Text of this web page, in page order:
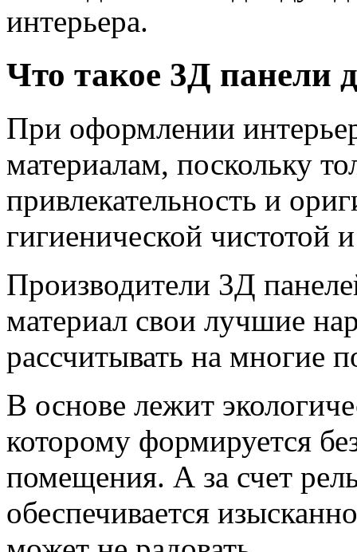
интерьера.
Что такое 3Д панели
При оформлении
материалам, поскольку
привлекательность и
гигиенической чистотой
Производители 3Д
материал свои лучшие
рассчитывать на многие
В основе лежит
которому формируется
помещения. А за счет
обеспечивается